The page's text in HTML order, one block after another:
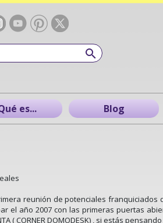
es... Blog
reunión de potenciales franquiciados
el año 2007 con las primeras puertas
( CORNER DOMODESK) , si estás